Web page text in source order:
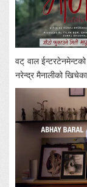
वट् वाल ईन्टरटेनमेन्टको
नरेन्द्र मैनालीको